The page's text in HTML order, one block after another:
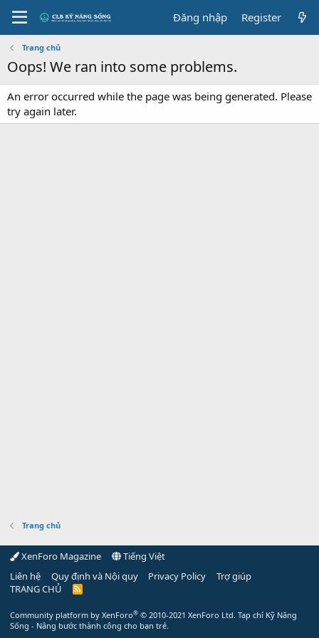
Đăng nhập Register
Trang chủ
Oops! We ran into some problems.
An error occurred while the page was being generated. Please
try again later.
Trang chủ
XenForo Magazine
Tiếng Việt
Liên hệ
Quy định và Nội quy Privacy Policy
Trợ giúp
TRANG CHỦ
R
Community platform by XenForo® © 2010-2021 XenForo Ltd. Tạp chí Kỹ Năng
Sống - Nâng bước thành công cho bạn trẻ.